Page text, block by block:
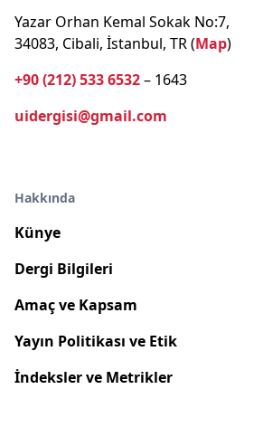
Yazar Orhan Kemal Sokak No:7,
34083, Cibali, İstanbul, TR (Map)
+90 (212) 533 6532– 1643
uidergisi@gmail.com
Hakkında
Künye
Dergi Bilgileri
Amaç ve Kapsam
Yayın Politikası ve Etik
İndeksler ve Metrikler